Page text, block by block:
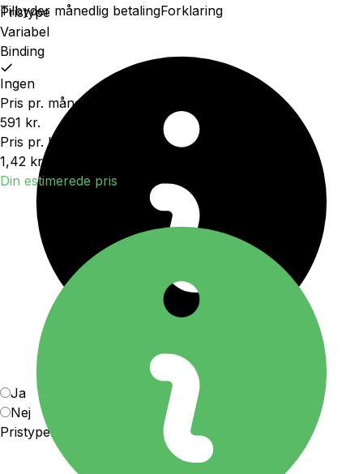
Tilbyder månedlig betalingForklaring
Ja
Nej
PristypeForstå pristyperne
Pristype
Variabel
Binding
Ingen
Pris pr. måned
591 kr.
Pris pr. kWh
1,42 kr.
Din estimerede pris